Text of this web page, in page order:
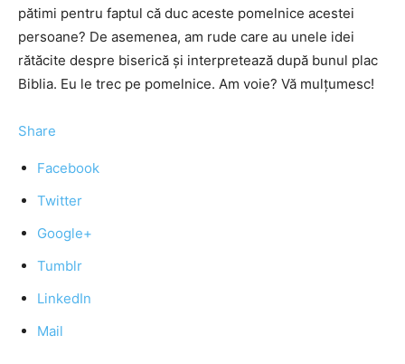
pătimi pentru faptul că duc aceste pomelnice acestei
persoane? De asemenea, am rude care au unele idei
rătăcite despre biserică și interpretează după bunul plac
Biblia. Eu le trec pe pomelnice. Am voie? Vă mulțumesc!
Share
Facebook
Twitter
Google+
Tumblr
LinkedIn
Mail